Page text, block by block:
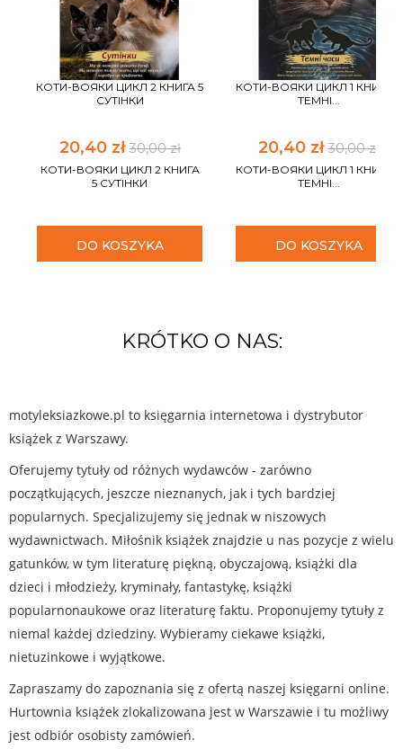
КОТИ-ВОЯКИ ЦИКЛ 2 КНИГА 5
СУТІНКИ
20,40 zł30,00 zł
КОТИ-ВОЯКИ ЦИКЛ 2 КНИГА
5 СУТІНКИ
DO KOSZYKA
КОТИ-ВОЯКИ ЦИКЛ 1 КНИГА 6
ТЕМНІ...
20,40 zł30,00 zł
КОТИ-ВОЯКИ ЦИКЛ 1 КНИГА 6
ТЕМНІ...
DO KOSZYKA
KRÓTKO O NAS:
motyleksiazkowe.pl to księgarnia internetowa i dystrybutor
książek z Warszawy.
Oferujemy tytuły od różnych wydawców - zarówno
początkujących, jeszcze nieznanych, jak i tych bardziej
popularnych. Specjalizujemy się jednak w niszowych
wydawnictwach. Miłośnik książek znajdzie u nas pozycje z wielu
gatunków, w tym literaturę piękną, obyczajową, książki dla
dzieci i młodzieży, kryminały, fantastykę, książki
popularnonaukowe oraz literaturę faktu. Proponujemy tytuły z
niemal każdej dziedziny. Wybieramy ciekawe książki,
nietuzinkowe i wyjątkowe.
Zapraszamy do zapoznania się z ofertą naszej księgarni online.
Hurtownia książek zlokalizowana jest w Warszawie i tu możliwy
jest odbiór osobisty zamówień.